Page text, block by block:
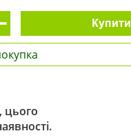
Купити